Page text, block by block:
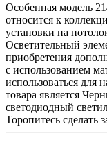
Особенная модель
относится к
установки на
Осветительный
приобретения
с использованием
использоваться для
товара является
светодиодный
Торопитесь сделать